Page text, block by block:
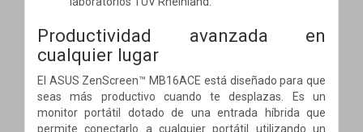
Productividad avanzada en
cualquier lugar
El ASUS ZenScreen™ MB16ACE está diseñado para que
seas más productivo cuando te desplazas. Es un
monitor portátil dotado de una entrada híbrida que
permite conectarlo a cualquier portátil utilizando un